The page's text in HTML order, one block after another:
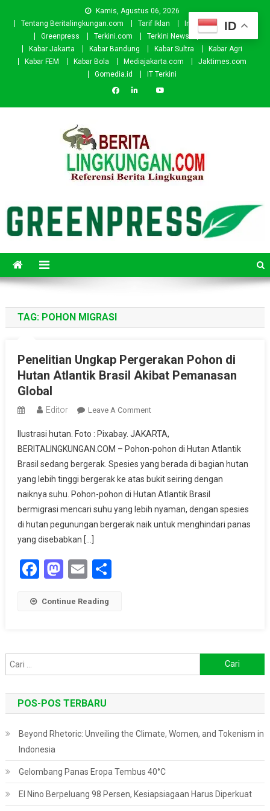
Kamis, Agustus 06, 2026
Tentang Beritalingkungan.com
Tarif Iklan Investor
Donasi
Greenpress
Terkini.com Terkini News
Kabar.id
Kabar Jakarta
Kabar Bandung Kabar Sultra
Kabar Agri
Kabar FEM
Kabar Bola Mediajakarta.com
Jaktimes.com
Gomedia.id
IT Terkini
TAG: POHON MIGRASI
Penelitian Ungkap Pergerakan Pohon di
Hutan Atlantik Brasil Akibat Pemanasan
Global
Editor Leave A CommentOn
Ungkap
Pergerakan
Pohon
Di
Hutan
Atlantik
Brasil
Ilustrasi hutan. Foto : Pixabay. JAKARTA,
BERITALINGKUNGAN.COM – Pohon-pohon di Hutan Atlantik
Brasil sedang bergerak. Spesies yang berada di bagian hutan
yang lebih tinggi bergerak ke atas bukit seiring dengan
naiknya suhu. Pohon-pohon di Hutan Atlantik Brasil
bermigrasi mencari suhu yang lebih nyaman, dengan spesies
di hutan pegunungan bergerak naik untuk menghindari panas
yang disebabkan […]
Facebook
Mastodon
EmailShare
Continue Reading
untuk:
POS-POS TERBARU
Beyond Rhetoric: Unveiling the Climate, Women, and Tokenism in
Indonesia
Gelombang Panas Eropa Tembus 40°C
El Nino Berpeluang 98 Persen, Kesiapsiagaan Harus Diperkuat
ID